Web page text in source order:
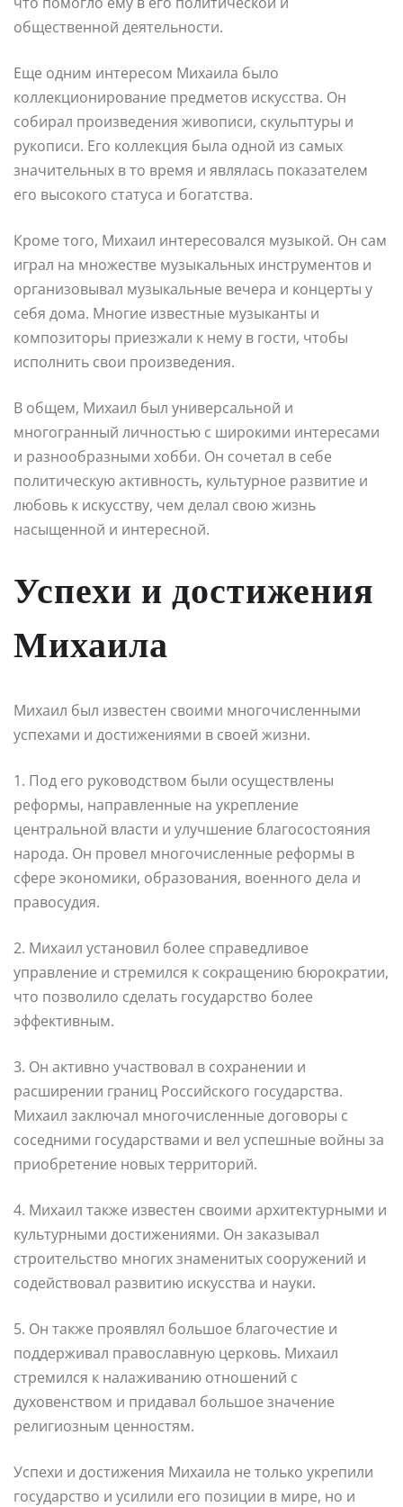
общественной деятельности.
Еще одним интересом Михаила было
коллекционирование предметов искусства. Он
собирал произведения живописи, скульптуры и
рукописи. Его коллекция была одной из самых
значительных в то время и являлась показателем
его высокого статуса и богатства.
Кроме того, Михаил интересовался музыкой. Он сам
играл на множестве музыкальных инструментов и
организовывал музыкальные вечера и концерты у
себя дома. Многие известные музыканты и
композиторы приезжали к нему в гости, чтобы
исполнить свои произведения.
В общем, Михаил был универсальной и
многогранный личностью с широкими интересами
и разнообразными хобби. Он сочетал в себе
политическую активность, культурное развитие и
любовь к искусству, чем делал свою жизнь
насыщенной и интересной.
Успехи и достижения
Михаила
Михаил был известен своими многочисленными
успехами и достижениями в своей жизни.
1. Под его руководством были осуществлены
реформы, направленные на укрепление
центральной власти и улучшение благосостояния
народа. Он провел многочисленные реформы в
сфере экономики, образования, военного дела и
правосудия.
2. Михаил установил более справедливое
управление и стремился к сокращению бюрократии,
что позволило сделать государство более
эффективным.
3. Он активно участвовал в сохранении и
расширении границ Российского государства.
Михаил заключал многочисленные договоры с
соседними государствами и вел успешные войны за
приобретение новых территорий.
4. Михаил также известен своими архитектурными и
культурными достижениями. Он заказывал
строительство многих знаменитых сооружений и
содействовал развитию искусства и науки.
5. Он также проявлял большое благочестие и
поддерживал православную церковь. Михаил
стремился к налаживанию отношений с
духовенством и придавал большое значение
религиозным ценностям.
Успехи и достижения Михаила не только укрепили
государство и усилили его позиции в мире, но и